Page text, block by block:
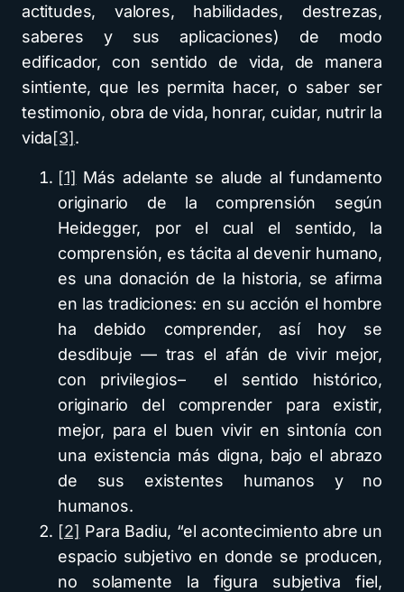
actitudes, valores, habilidades, destrezas,
saberes y sus aplicaciones) de modo
edificador, con sentido de vida, de manera
sintiente, que les permita hacer, o saber ser
testimonio, obra de vida, honrar, cuidar, nutrir la
vida[3] .
[1] Más adelante se alude al fundamento
originario de la comprensión según
Heidegger, por el cual el sentido, la
comprensión, es tácita al devenir humano,
es una donación de la historia, se afirma
en las tradiciones: en su acción el hombre
ha debido comprender, así hoy se
desdibuje — tras el afán de vivir mejor,
con privilegios– el sentido histórico,
originario del comprender para existir,
mejor, para el buen vivir en sintonía con
una existencia más digna, bajo el abrazo
de sus existentes humanos y no
humanos.
[2] Para Badiu, “el acontecimiento abre un
espacio subjetivo en donde se producen,
no solamente la figura subjetiva fiel,